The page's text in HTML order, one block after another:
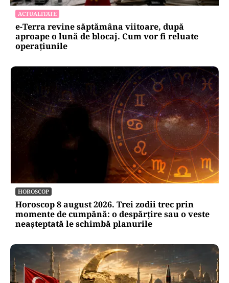
ACTUALITATE
e-Terra revine săptămâna viitoare, după
aproape o lună de blocaj. Cum vor fi reluate
operațiunile
HOROSCOP
Horoscop 8 august 2026. Trei zodii trec prin
momente de cumpănă: o despărțire sau o veste
neașteptată le schimbă planurile